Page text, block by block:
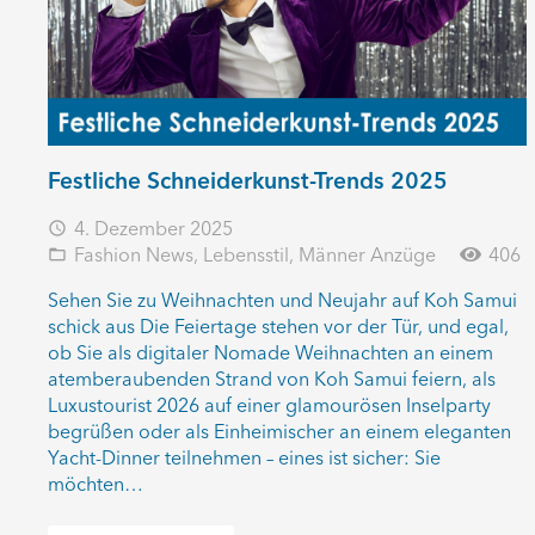
Festliche Schneiderkunst-Trends 2025
access_time 4. Dezember 2025
folder_open Fashion News, Lebensstil, Männer Anzüge
406
Sehen Sie zu Weihnachten und Neujahr auf Koh Samui
schick aus Die Feiertage stehen vor der Tür, und egal,
ob Sie als digitaler Nomade Weihnachten an einem
atemberaubenden Strand von Koh Samui feiern, als
Luxustourist 2026 auf einer glamourösen Inselparty
begrüßen oder als Einheimischer an einem eleganten
Yacht-Dinner teilnehmen – eines ist sicher: Sie
möchten…